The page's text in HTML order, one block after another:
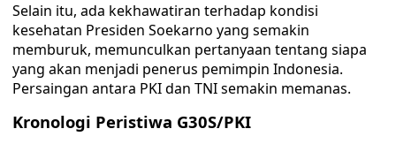
Selain itu, ada kekhawatiran terhadap kondisi
kesehatan Presiden Soekarno yang semakin
memburuk, memunculkan pertanyaan tentang siapa
yang akan menjadi penerus pemimpin Indonesia.
Persaingan antara PKI dan TNI semakin memanas.
Kronologi Peristiwa G30S/PKI